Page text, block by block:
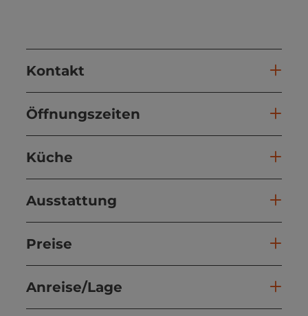
Kontakt
Öffnungszeiten
Küche
Ausstattung
Preise
Anreise/Lage